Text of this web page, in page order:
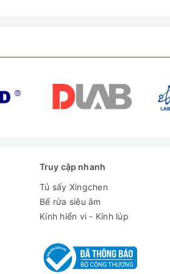
Truy cập nhanh
Tủ sấy Xingchen
Bể rửa siêu âm
Kính hiển vi - Kính lúp